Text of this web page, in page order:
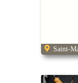
Saint-